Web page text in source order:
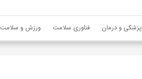
پزشکی و درمان فناوری سلامت ورزش و سلامت